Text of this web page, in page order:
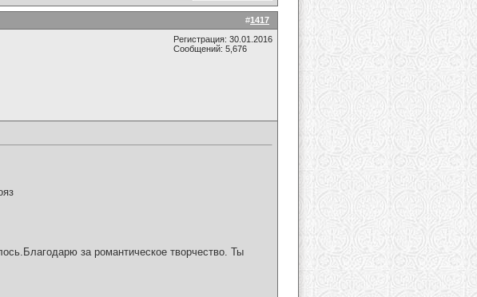
#1417
Регистрация: 30.01.2016
Сообщений: 5,676
за романтическое творчество. Ты